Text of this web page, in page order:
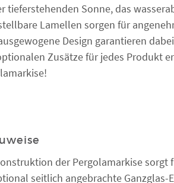
tieferstehenden Sonne, das
Lamellen sorgen für
Design garantieren
Zusätze für jedes Produkt
der Pergolamarkise sorgt
seitlich angebrachte Ganzglas-